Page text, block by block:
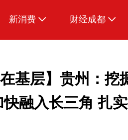
新消费 财经成都
基层】贵州：挖
融入长三角 扎